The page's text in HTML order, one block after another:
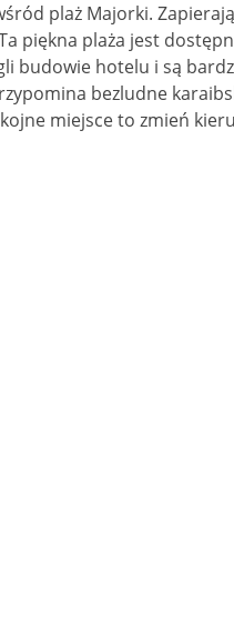
plaż Majorki.
piękna plaża jest
budowie hotelu i są
bezludne
miejsce to zmień